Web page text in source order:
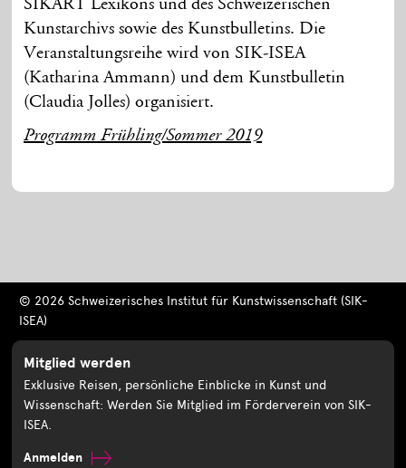
SIKART Lexikons und des Schweizerischen
Kunstarchivs sowie des Kunstbulletins. Die
Veranstaltungsreihe wird von SIK-ISEA
(Katharina Ammann) und dem Kunstbulletin
(Claudia Jolles) organisiert.
Programm Frühling/Sommer 2019
© 2026 Schweizerisches Institut für Kunstwissenschaft (SIK-
ISEA)
Mitglied werden
Exklusive Reisen, persönliche Einblicke in Kunst und
Wissenschaft: Werden Sie Mitglied im Förderverein von SIK-
ISEA.
Anmelden